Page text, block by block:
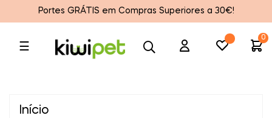
Portes GRÁTIS em Compras Superiores a 30€!
Toggle
navigation
☰
0
Início